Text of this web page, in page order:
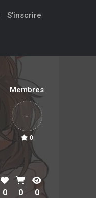
S'inscrire
Membres
-
0
0 0 0